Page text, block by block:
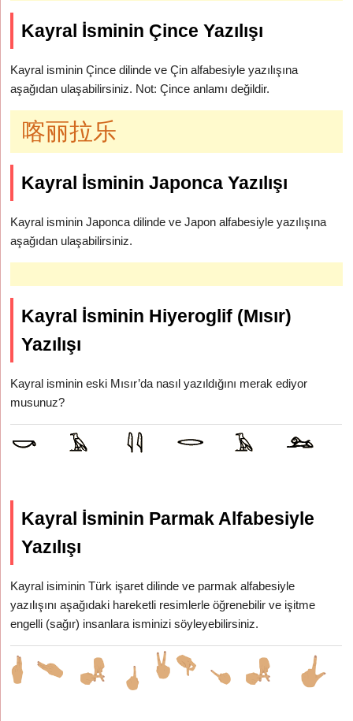
Kayral İsminin Çince Yazılışı
Kayral isminin Çince dilinde ve Çin alfabesiyle yazılışına
aşağıdan ulaşabilirsiniz. Not: Çince anlamı değildir.
喀丽拉乐
Kayral İsminin Japonca Yazılışı
Kayral isminin Japonca dilinde ve Japon alfabesiyle yazılışına
aşağıdan ulaşabilirsiniz.
Kayral İsminin Hiyeroglif (Mısır)
Yazılışı
Kayral isminin eski Mısır’da nasıl yazıldığını merak ediyor
musunuz?
Kayral İsminin Parmak Alfabesiyle
Yazılışı
Kayral isiminin Türk işaret dilinde ve parmak alfabesiyle
yazılışını aşağıdaki hareketli resimlerle öğrenebilir ve işitme
engelli (sağır) insanlara isminizi söyleyebilirsiniz.